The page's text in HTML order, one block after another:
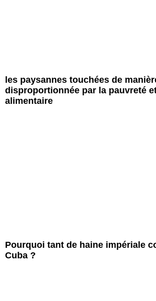
les paysannes touchées de
disproportionnée par la pauvreté
alimentaire
Pourquoi tant de haine impériale
Cuba ?